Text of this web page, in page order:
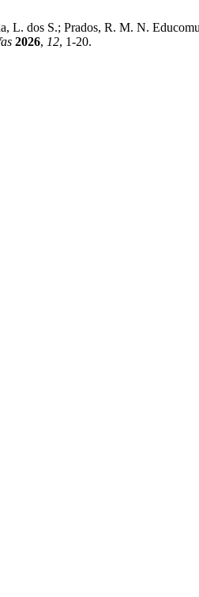
L. dos S.; Prados, R. M. N.
2026, 12, 1-20.